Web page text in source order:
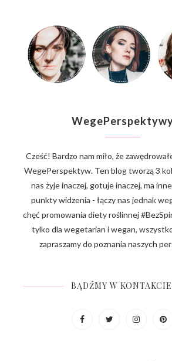
Cześć! Bardzo nam miło, że
WegePerspektyw. Ten blog tworzą 3
nas żyje inaczej, gotuje inaczej, ma
punkty widzenia - łączy nas jednak
chęć promowania diety roślinnej
tylko dla wegetarian i wegan,
zapraszamy do poznania naszych
BĄDŹMY W